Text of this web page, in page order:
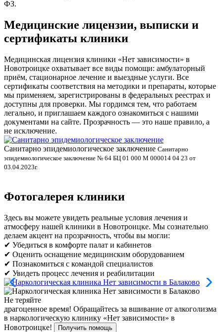
ФЗ.
Медицинские лицензии, выписки и
сертификаты клиники
Медицинская лицензия клиники «Нет зависимости» в
Новотроицке охватывает все виды помощи: амбулаторный
приём, стационарное лечение и выездные услуги. Все
сертификаты соответствия на методики и препараты, которые
мы применяем, зарегистрированы в федеральных реестрах и
доступны для проверки. Мы гордимся тем, что работаем
легально, и приглашаем каждого ознакомиться с нашими
документами на сайте. Прозрачность — это наше правило, а
не исключение.
Санитарно эпидемиологическое заключение Санитарно
эпидемиологическое заключение № 64 БЦ 01 000 М 000014 04 23 от
03.04.2023г.
Фотогалерея клиники
Здесь вы можете увидеть реальные условия лечения и
атмосферу нашей клиники в Новотроицке. Мы сознательно
делаем акцент на прозрачность, чтобы вы могли:
✔ Убедиться в комфорте палат и кабинетов
✔ Оценить оснащение медицинским оборудованием
✔ Познакомиться с командой специалистов
✔ Увидеть процесс лечения и реабилитации
Не теряйте
драгоценное время! Обращайтесь за вшивание от алкоголизма
в наркологическую клинику «Нет зависимости» в
Новотроицке!
Получить помощь